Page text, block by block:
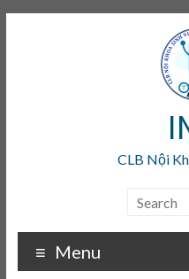
CLB Nội
Menu